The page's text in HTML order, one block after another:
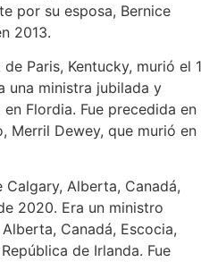
por su esposa, Bernice
2013.
de Paris, Kentucky, murió el
una ministra jubilada y
Flordia. Fue precedida en
Merril Dewey, que murió en
Calgary, Alberta, Canadá,
2020. Era un ministro
Canadá, Escocia,
de Irlanda. Fue